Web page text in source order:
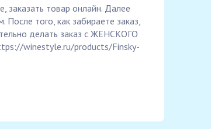
заказать товар онлайн. Далее
После того, как забираете заказ,
делать заказ с ЖЕНСКОГО
winestyle.ru/products/Finsky-